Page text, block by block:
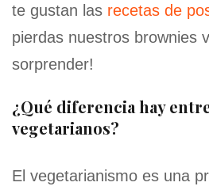
te gustan las recetas de
pierdas nuestros brownies
sorprender!
¿Qué diferencia hay
vegetarianos?
El vegetarianismo es una